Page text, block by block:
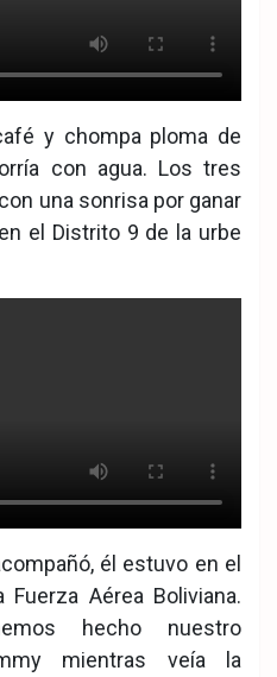
y chompa ploma de
con agua. Los tres
una sonrisa por ganar
el Distrito 9 de la urbe
él estuvo en el
Aérea Boliviana.
hecho nuestro
mientras veía la